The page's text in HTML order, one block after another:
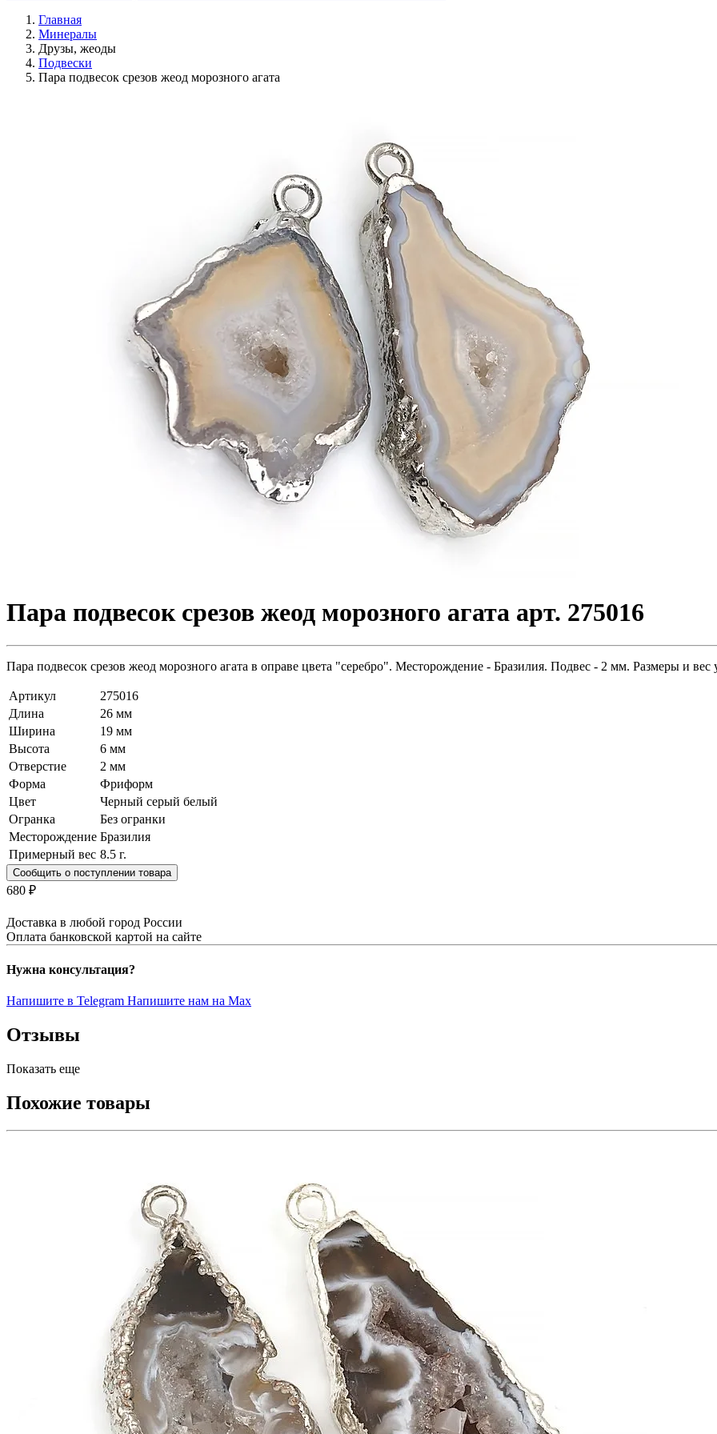
Главная
Минералы
Друзы, жеоды
Подвески
Пара подвесок срезов жеод морозного агата
Пара подвесок срезов жеод морозного агата арт. 275016
Пара подвесок срезов жеод морозного агата в оправе цвета "серебро". Месторождение - Бразилия. Подвес - 2 мм. Размеры и
Артикул
275016
Длина
26 мм
Ширина
19 мм
Высота
6 мм
Отверстие
2 мм
Форма
Фриформ
Цвет
Черный серый белый
Огранка
Без огранки
Месторождение Бразилия
Примерный вес 8.5 г.
Сообщить о поступлении товара
680 ₽
Доставка в любой город России
Оплата банковской картой на сайте
Нужна консультация?
Напишите в Telegram Напишите нам на Max
Отзывы
Показать еще
Похожие товары